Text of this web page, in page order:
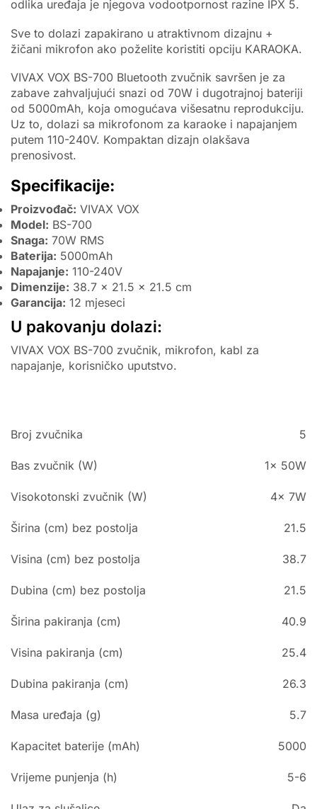
odlika uređaja je njegova vodootpornost razine IPX 5.
Sve to dolazi zapakirano u atraktivnom dizajnu +
žičani mikrofon ako poželite koristiti opciju KARAOKA.
VIVAX VOX BS-700 Bluetooth zvučnik savršen je za
zabave zahvaljujući snazi od 70W i dugotrajnoj bateriji
od 5000mAh, koja omogućava višesatnu reprodukciju.
Uz to, dolazi sa mikrofonom za karaoke i napajanjem
putem 110-240V. Kompaktan dizajn olakšava
prenosivost.
Specifikacije:
Proizvođač: VIVAX VOX
Model: BS-700
Snaga: 70W RMS
Baterija: 5000mAh
Napajanje: 110-240V
Dimenzije: 38.7 x 21.5 x 21.5 cm
Garancija: 12 mjeseci
U pakovanju dolazi:
VIVAX VOX BS-700 zvučnik, mikrofon, kabl za
napajanje, korisničko uputstvo.
Broj zvučnika 5
Bas zvučnik (W) 1x 50W
Visokotonski zvučnik (W) 4x 7W
Širina (cm) bez postolja 21.5
Visina (cm) bez postolja 38.7
Dubina (cm) bez postolja 21.5
Širina pakiranja (cm) 40.9
Visina pakiranja (cm) 25.4
Dubina pakiranja (cm) 26.3
Masa uređaja (g) 5.7
Kapacitet baterije (mAh) 5000
Vrijeme punjenja (h) 5-6